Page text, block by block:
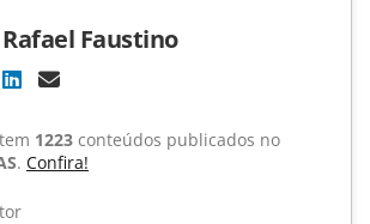
Rafael Faustino
1223 conteúdos publicados no
. Confira!